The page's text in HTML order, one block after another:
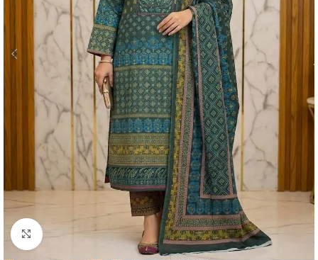
Click to enlarge